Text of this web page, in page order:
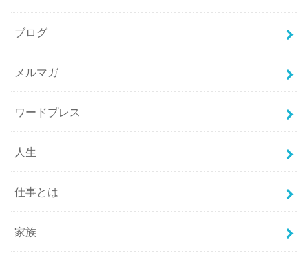
ブログ
メルマガ
ワードプレス
人生
仕事とは
家族